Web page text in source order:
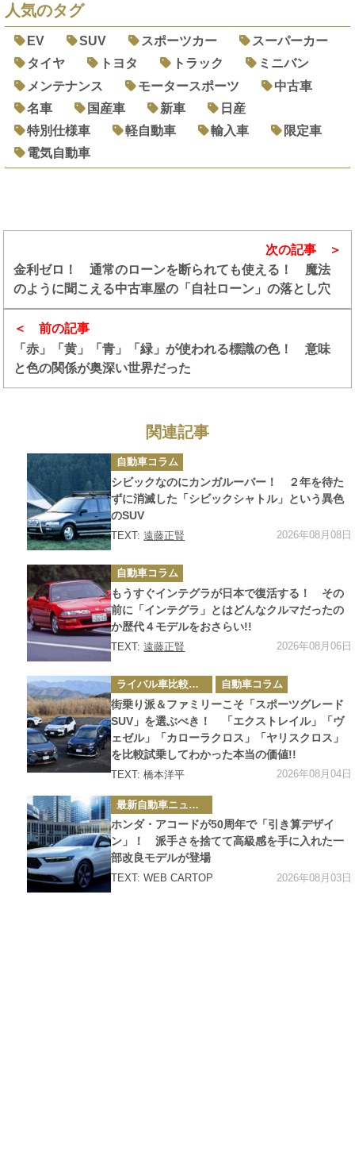
人気のタグ
EV SUV スポーツカー
スーパーカー
タイヤ
トヨタ トラック
ミニバン
メンテナンス
モータースポーツ
中古車
名車
国産車 新車
日産
特別仕様車
軽自動車 輸入車
限定車
電気自動車
前の記事
「赤」「黄」「青」「緑」が使われる標識の色！ 意味
と色の関係が奥深い世界だった
次の記事
金利ゼロ！ 通常のローンを断られても使える！ 魔法
のように聞こえる中古車屋の「自社ローン」の落とし穴
関連記事
カ
テ
ゴ
リ
ー
自動車コラム
シビックなのにカンガルーバー！ ２年を待た
ずに消滅した「シビックシャトル」という異色
のSUV
TEXT:遠藤正賢 2026年08月08日
カ
テ
ゴ
リ
ー
自動車コラム
もうすぐインテグラが日本で復活する！ その
前に「インテグラ」とはどんなクルマだったの
か歴代４モデルをおさらい!!
TEXT:遠藤正賢 2026年08月06日
カ
テ
ゴ
リ
ー
ライバル車比較テスト 自動車コラム
街乗り派＆ファミリーこそ「スポーツグレード
SUV」を選ぶべき！ 「エクストレイル」「ヴ
ェゼル」「カローラクロス」「ヤリスクロス」
を比較試乗してわかった本当の価値!!
TEXT: 橋本洋平 2026年08月04日
カ
テ
ゴ
リ
ー
最新自動車ニュース
ホンダ・アコードが50周年で「引き算デザイ
ン」！ 派手さを捨てて高級感を手に入れた一
部改良モデルが登場
TEXT: WEB CARTOP 2026年08月03日